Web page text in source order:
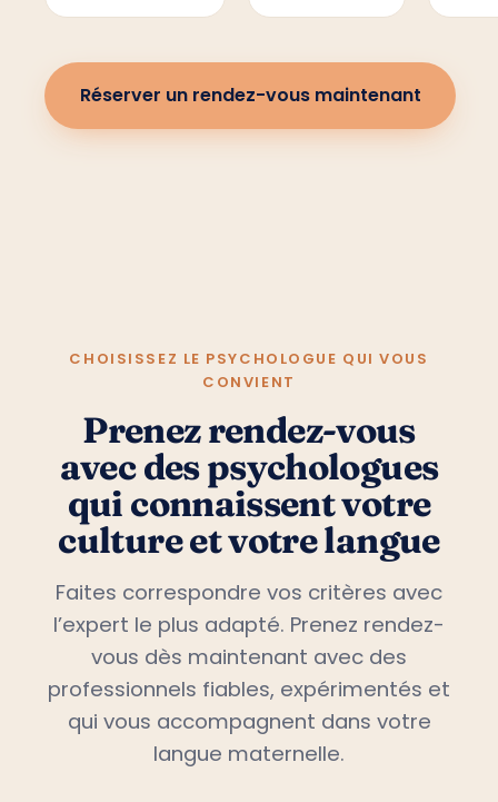
Réserver un rendez-vous maintenant
CHOISISSEZ LE PSYCHOLOGUE QUI VOUS
CONVIENT
Prenez rendez-vous
avec des psychologues
qui connaissent votre
culture et votre langue
Faites correspondre vos critères avec
l’expert le plus adapté. Prenez rendez-
vous dès maintenant avec des
professionnels fiables, expérimentés et
qui vous accompagnent dans votre
langue maternelle.